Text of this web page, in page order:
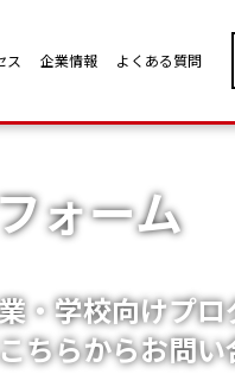
で探すfor お客様別事例
ス 企業情報 よくある質問
ォーム
・学校向けプ
ちらからお問